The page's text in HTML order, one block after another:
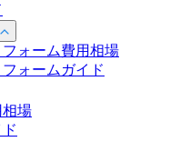
ォーム費用相場
ォームガイド
場